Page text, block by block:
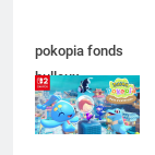
pokopia fonds
bulleux